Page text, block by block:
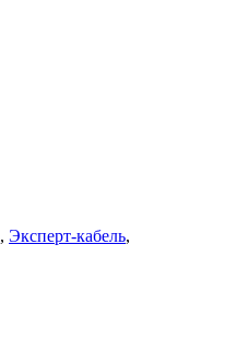
, Эксперт-кабель,